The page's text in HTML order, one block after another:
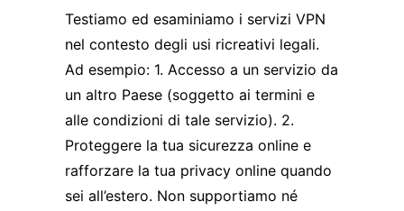
Testiamo ed esaminiamo i servizi VPN
nel contesto degli usi ricreativi legali.
Ad esempio: 1. Accesso a un servizio da
un altro Paese (soggetto ai termini e
alle condizioni di tale servizio). 2.
Proteggere la tua sicurezza online e
rafforzare la tua privacy online quando
sei all’estero. Non supportiamo né